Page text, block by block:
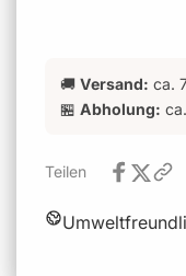
🚚 Versand: ca.
🏪 Abholung:
Teilen